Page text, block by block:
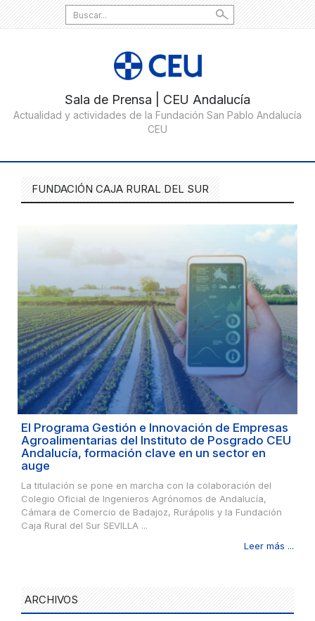
Search
for:
FUNDACIÓN CAJA RURAL DEL SUR
El Programa Gestión e Innovación de Empresas
Agroalimentarias del Instituto de Posgrado CEU
Andalucía, formación clave en un sector en
auge
La titulación se pone en marcha con la colaboración del
Colegio Oficial de Ingenieros Agrónomos de Andalucía,
Cámara de Comercio de Badajoz, Rurápolis y la Fundación
Caja Rural del Sur SEVILLA ...
Leer más ...
ARCHIVOS